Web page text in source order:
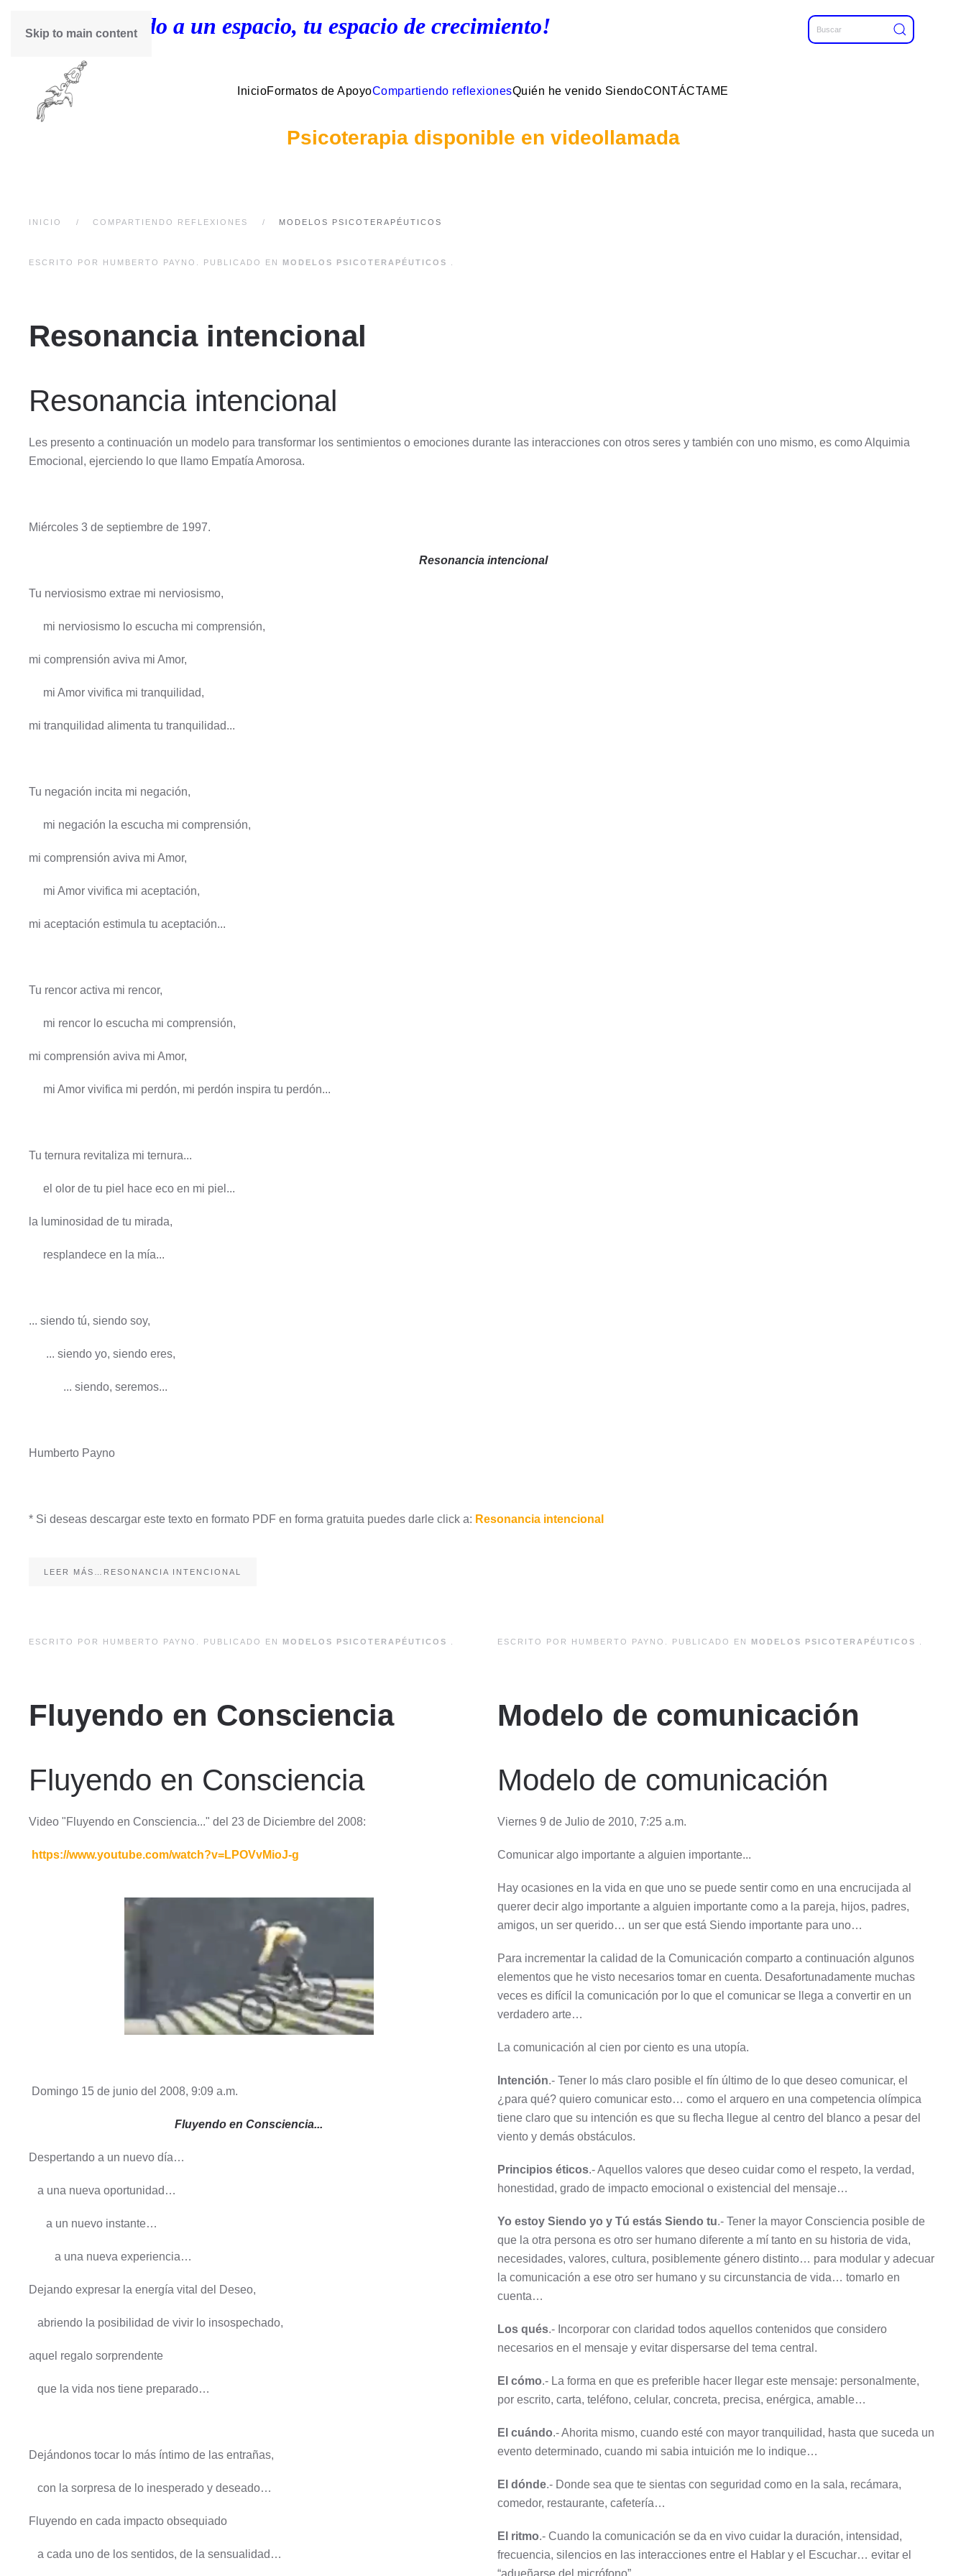
Skip to main content
¡Bienvenido a un espacio, tu espacio de crecimiento!
InicioFormatos de ApoyoCompartiendo reflexionesQuién he venido SiendoCONTÁCTAME
Psicoterapia disponible en videollamada
INICIO COMPARTIENDO REFLEXIONES MODELOS PSICOTERAPÉUTICOS
ESCRITO POR HUMBERTO PAYNO. PUBLICADO EN MODELOS PSICOTERAPÉUTICOS
Resonancia intencional
Resonancia intencional
Les presento a continuación un modelo para transformar los sentimientos o emociones durante las interacciones con otros seres y también con uno mismo, es como Alquimia
Emocional, ejerciendo lo que llamo Empatía Amorosa.
Miércoles 3 de septiembre de 1997.
Resonancia intencional
Tu nerviosismo extrae mi nerviosismo,
mi nerviosismo lo escucha mi comprensión,
mi comprensión aviva mi Amor,
mi Amor vivifica mi tranquilidad,
mi tranquilidad alimenta tu tranquilidad...
Tu negación incita mi negación,
mi negación la escucha mi comprensión,
mi comprensión aviva mi Amor,
mi Amor vivifica mi aceptación,
mi aceptación estimula tu aceptación...
Tu rencor activa mi rencor,
mi rencor lo escucha mi comprensión,
mi comprensión aviva mi Amor,
mi Amor vivifica mi perdón, mi perdón inspira tu perdón...
Tu ternura revitaliza mi ternura...
el olor de tu piel hace eco en mi piel...
la luminosidad de tu mirada,
resplandece en la mía...
... siendo tú, siendo soy,
... siendo yo, siendo eres,
... siendo, seremos...
Humberto Payno
* Si deseas descargar este texto en formato PDF en forma gratuita puedes darle click a: Resonancia intencional
LEER MÁS…RESONANCIA INTENCIONAL
ESCRITO POR HUMBERTO PAYNO. PUBLICADO EN MODELOS PSICOTERAPÉUTICOS
Fluyendo en Consciencia
Fluyendo en Consciencia
Video "Fluyendo en Consciencia..." del 23 de Diciembre del 2008:
https://www.youtube.com/watch?v=LPOVvMioJ-g
Domingo 15 de junio del 2008, 9:09 a.m.
Fluyendo en Consciencia...
Despertando a un nuevo día…
a una nueva oportunidad…
a un nuevo instante…
a una nueva experiencia…
Dejando expresar la energía vital del Deseo,
abriendo la posibilidad de vivir lo insospechado,
aquel regalo sorprendente
que la vida nos tiene preparado…
Dejándonos tocar lo más íntimo de las entrañas,
con la sorpresa de lo inesperado y deseado…
Fluyendo en cada impacto obsequiado
a cada uno de los sentidos, de la sensualidad…
ESCRITO POR HUMBERTO PAYNO. PUBLICADO EN MODELOS PSICOTERAPÉUTICOS
Modelo de comunicación
Modelo de comunicación
Viernes 9 de Julio de 2010, 7:25 a.m.
Comunicar algo importante a alguien importante...
Hay ocasiones en la vida en que uno se puede sentir como en una encrucijada al
querer decir algo importante a alguien importante como a la pareja, hijos, padres,
amigos, un ser querido… un ser que está Siendo importante para uno…
Para incrementar la calidad de la Comunicación comparto a continuación algunos
elementos que he visto necesarios tomar en cuenta. Desafortunadamente muchas
veces es difícil la comunicación por lo que el comunicar se llega a convertir en un
verdadero arte…
La comunicación al cien por ciento es una utopía.
Intención.- Tener lo más claro posible el fín último de lo que deseo comunicar, el
¿para qué? quiero comunicar esto… como el arquero en una competencia olímpica
tiene claro que su intención es que su flecha llegue al centro del blanco a pesar del
viento y demás obstáculos.
Principios éticos.- Aquellos valores que deseo cuidar como el respeto, la verdad,
honestidad, grado de impacto emocional o existencial del mensaje…
Yo estoy Siendo yo y Tú estás Siendo tu.- Tener la mayor Consciencia posible de
que la otra persona es otro ser humano diferente a mí tanto en su historia de vida,
necesidades, valores, cultura, posiblemente género distinto… para modular y adecuar
la comunicación a ese otro ser humano y su circunstancia de vida… tomarlo en
cuenta…
Los qués.- Incorporar con claridad todos aquellos contenidos que considero
necesarios en el mensaje y evitar dispersarse del tema central.
El cómo.- La forma en que es preferible hacer llegar este mensaje: personalmente,
por escrito, carta, teléfono, celular, concreta, precisa, enérgica, amable…
El cuándo.- Ahorita mismo, cuando esté con mayor tranquilidad, hasta que suceda un
evento determinado, cuando mi sabia intuición me lo indique…
El dónde.- Donde sea que te sientas con seguridad como en la sala, recámara,
comedor, restaurante, cafetería…
El ritmo.- Cuando la comunicación se da en vivo cuidar la duración, intensidad,
frecuencia, silencios en las interacciones entre el Hablar y el Escuchar… evitar el
“adueñarse del micrófono”